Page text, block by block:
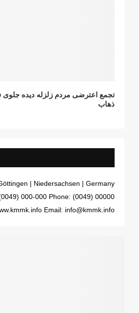
تجمع اعترضی مردم زلزلە دیدە جلوی
ذهاب
| Niedersachsen | Germany
Phone: (0049) 00000
000-000
Email: info@kmmk.info